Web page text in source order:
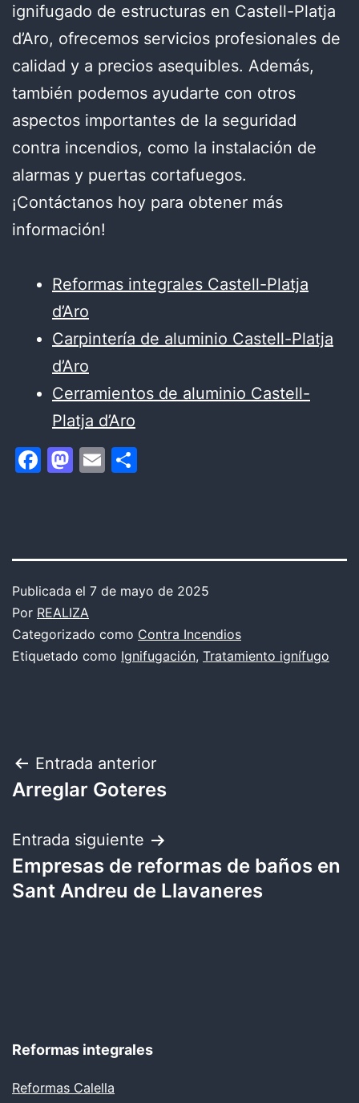
ignifugado de estructuras en Castell-Platja
d’Aro, ofrecemos servicios profesionales de
calidad y a precios asequibles. Además,
también podemos ayudarte con otros
aspectos importantes de la seguridad
contra incendios, como la instalación de
alarmas y puertas cortafuegos.
¡Contáctanos hoy para obtener más
información!
Reformas integrales Castell-Platja
d’Aro
Carpintería de aluminio Castell-Platja
d’Aro
Cerramientos de aluminio Castell-
Platja d’Aro
Facebook
Mastodon
Email
Publicada el 7 de mayo de 2025
Por REALIZA
Categorizado como Contra Incendios
Etiquetado como Ignifugación, Tratamiento ignífugo
Navegación
de
Entrada anterior
Arreglar Goteres
Entrada siguiente
Empresas de reformas de baños en
Sant Andreu de Llavaneres
Reformas integrales
Reformas Calella